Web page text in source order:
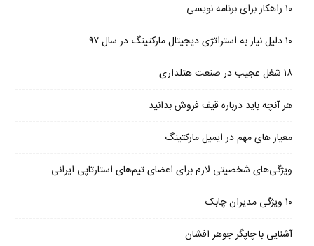
۱۰ راهکار برای برنامه نویسی
۱۰ دلیل نیاز به استراتژی دیجیتال مارکتینگ در سال ۹۷
۱۸ شغل عجیب در صنعت هتلداری
هر آنچه باید درباره قیف فروش بدانید
معیار های مهم در ایمیل مارکتینگ
ویژگی‌های شخصیتی لازم برای اعضای تیم‌های استارتاپی ایرانی
۱۰ ویژگی مدیران چابک
آشنایی با چاپگر جوهر افشان